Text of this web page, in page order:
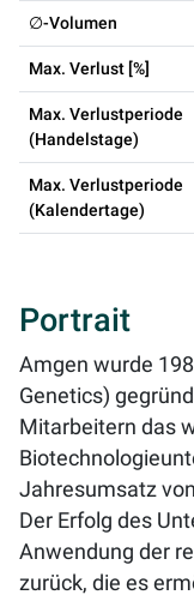
∅-Volumen
Max. Verlust [%]
Max. Verlustperiode
(Handelstage)
Max. Verlustperiode
(Kalendertage)
Portrait
Amgen wurde
Genetics)
Mitarbeitern das
Jahresumsatz
Der Erfolg des
Anwendung der
zurück, die es